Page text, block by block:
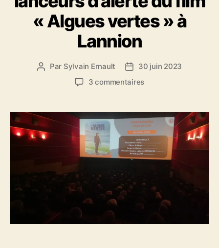
i
e
« Algues vertes » à
Lannion
A
u
r
d
e
Par Sylvain Ernault
D
a
d
e
l
’
a
i
30 juin 2023
3 commentairess
D
e
s
J
e